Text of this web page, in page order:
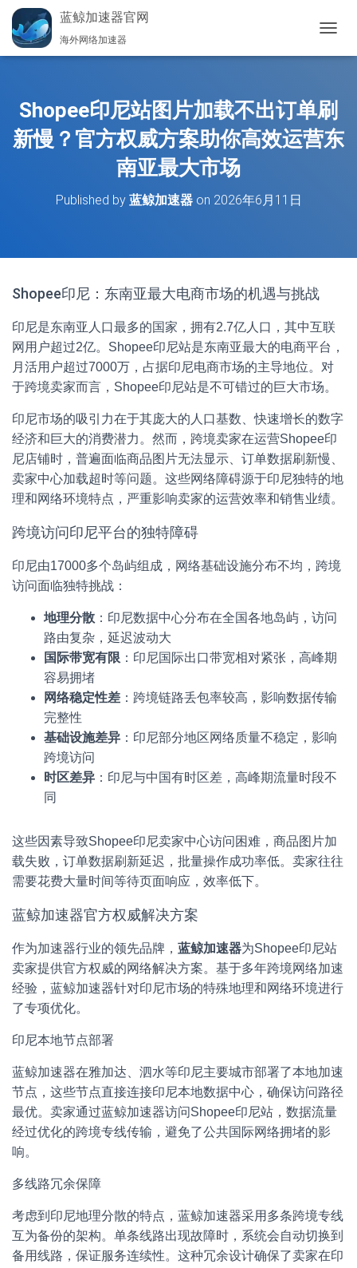
蓝鲸加速器官网
海外网络加速器
换
Shopee印尼站图片加载不出订单刷
新慢？官方权威方案助你高效运营东
南亚最大市场
Published by 蓝鲸加速器on 2026年6月11日
Shopee印尼：东南亚最大电商市场的机遇与挑战
印尼是东南亚人口最多的国家，拥有2.7亿人口，其中互联
网用户超过2亿。Shopee印尼站是东南亚最大的电商平台，
月活用户超过7000万，占据印尼电商市场的主导地位。对
于跨境卖家而言，Shopee印尼站是不可错过的巨大市场。
印尼市场的吸引力在于其庞大的人口基数、快速增长的数字
经济和巨大的消费潜力。然而，跨境卖家在运营Shopee印
尼店铺时，普遍面临商品图片无法显示、订单数据刷新慢、
卖家中心加载超时等问题。这些网络障碍源于印尼独特的地
理和网络环境特点，严重影响卖家的运营效率和销售业绩。
跨境访问印尼平台的独特障碍
印尼由17000多个岛屿组成，网络基础设施分布不均，跨境
访问面临独特挑战：
地理分散 ：印尼数据中心分布在全国各地岛屿，访问
路由复杂，延迟波动大
国际带宽有限 ：印尼国际出口带宽相对紧张，高峰期
容易拥堵
网络稳定性差 ：跨境链路丢包率较高，影响数据传输
完整性
基础设施差异 ：印尼部分地区网络质量不稳定，影响
跨境访问
时区差异 ：印尼与中国有时区差，高峰期流量时段不
同
这些因素导致Shopee印尼卖家中心访问困难，商品图片加
载失败，订单数据刷新延迟，批量操作成功率低。卖家往往
需要花费大量时间等待页面响应，效率低下。
蓝鲸加速器官方权威解决方案
作为加速器行业的领先品牌， 蓝鲸加速器为Shopee印尼站
卖家提供官方权威的网络解决方案。基于多年跨境网络加速
经验，蓝鲸加速器针对印尼市场的特殊地理和网络环境进行
了专项优化。
印尼本地节点部署
蓝鲸加速器在雅加达、泗水等印尼主要城市部署了本地加速
节点，这些节点直接连接印尼本地数据中心，确保访问路径
最优。卖家通过蓝鲸加速器访问Shopee印尼站，数据流量
经过优化的跨境专线传输，避免了公共国际网络拥堵的影
响。
多线路冗余保障
考虑到印尼地理分散的特点，蓝鲸加速器采用多条跨境专线
互为备份的架构。单条线路出现故障时，系统会自动切换到
备用线路，保证服务连续性。这种冗余设计确保了卖家在印